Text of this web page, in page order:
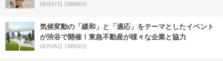
08月07日 15時00分
気候変動の「緩和」と「適応」をテーマとしたイベント
が渋谷で開催！東急不動産が様々な企業と協力
08月05日 15時56分